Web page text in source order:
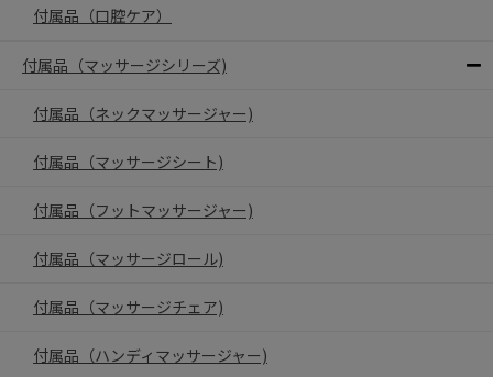
付属品（口腔ケア）
付属品（マッサージシリーズ)
付属品（ネックマッサージャー)
付属品（マッサージシート)
付属品（フットマッサージャー)
付属品（マッサージロール)
付属品（マッサージチェア)
付属品（ハンディマッサージャー)